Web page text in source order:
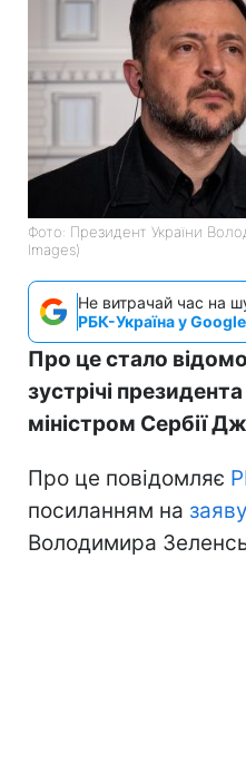
Фото: Президент України
Images)
Не витрачай час на
РБК-Україна у Google
Про це стало
зустрічі
міністром Сербії
Про це повідомляє
посиланням на заяву
Володимира